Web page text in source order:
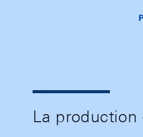
La production